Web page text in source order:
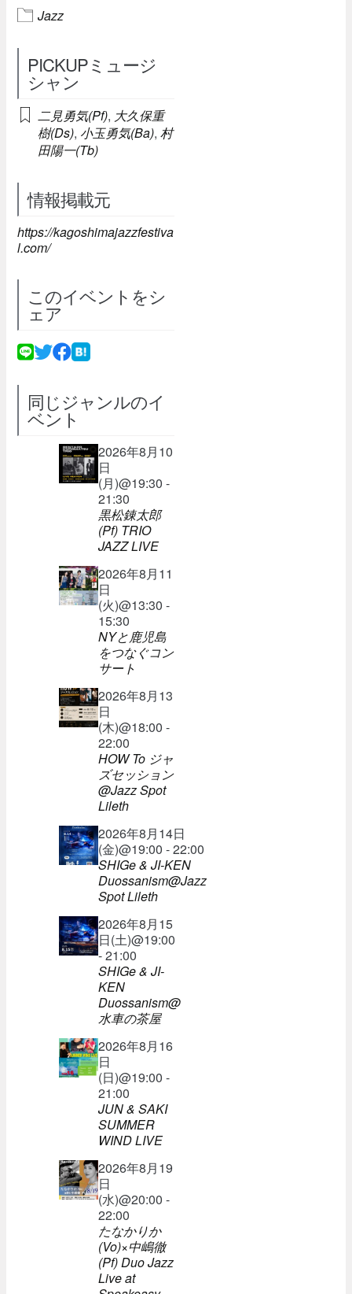
Jazz
PICKUPミュージ
シャン
二見勇気(Pf), 大久保重
樹(Ds), 小玉勇気(Ba),村
田陽一(Tb)
情報掲載元
https://kagoshimajazzfestiva
l.com/
このイベントをシ
ェア
同じジャンルのイ
ベント
2026年8月10
日
(月)@19:30 -
21:30
黒松錬太郎
(Pf) TRIO
JAZZ LIVE
2026年8月11
日
(火)@13:30 -
15:30
NYと鹿児島
をつなぐコン
サート
2026年8月13
日
(木)@18:00 -
22:00
HOW To ジャ
ズセッション
@Jazz Spot
Lileth
2026年8月14日
(金)@19:00 - 22:00
SHIGe & JI-KEN
Duossanism@Jazz
Spot Lileth
2026年8月15
日(土)@19:00
- 21:00
SHIGe & JI-
KEN
Duossanism@
水車の茶屋
2026年8月16
日
(日)@19:00 -
21:00
JUN & SAKI
SUMMER
WIND LIVE
2026年8月19
日
(水)@20:00 -
22:00
たなかりか
(Vo)×中嶋徹
(Pf) Duo Jazz
Live at